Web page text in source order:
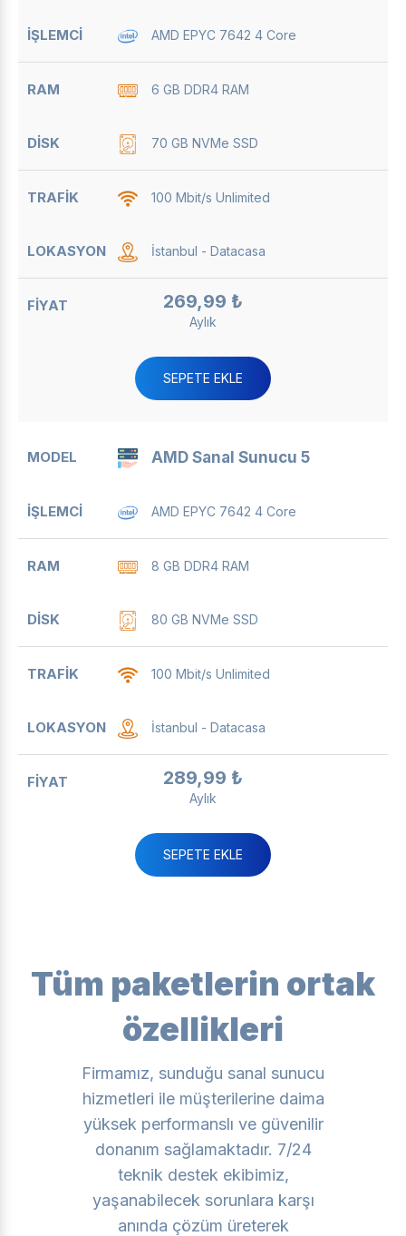
AMD EPYC 7642 4 Core
6 GB DDR4 RAM
70 GB NVMe SSD
100 Mbit/s Unlimited
İstanbul - Datacasa
269,99 ₺
Aylık
SEPETE EKLE
AMD Sanal Sunucu 5
AMD EPYC 7642 4 Core
8 GB DDR4 RAM
80 GB NVMe SSD
100 Mbit/s Unlimited
İstanbul - Datacasa
289,99 ₺
Aylık
SEPETE EKLE
Tüm paketlerin ortak
özellikleri
Firmamız, sunduğu sanal sunucu
hizmetleri ile müşterilerine daima
yüksek performanslı ve güvenilir
donanım sağlamaktadır. 7/24
teknik destek ekibimiz,
yaşanabilecek sorunlara karşı
anında çözüm üreterek